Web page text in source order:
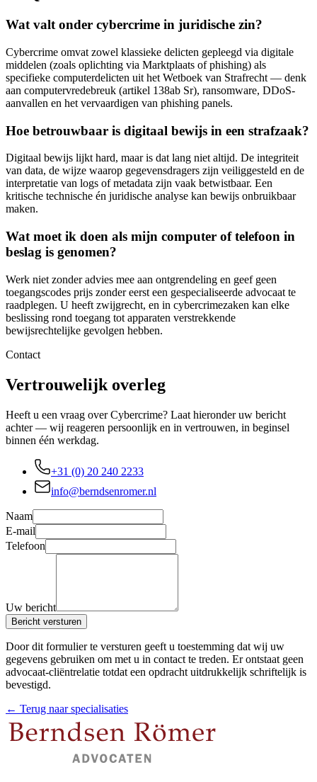
Wat valt onder cybercrime in juridische zin?
Cybercrime omvat zowel klassieke delicten gepleegd via digitale
middelen (zoals oplichting via Marktplaats of phishing) als
specifieke computerdelicten uit het Wetboek van Strafrecht — denk
aan computervredebreuk (artikel 138ab Sr), ransomware, DDoS-
aanvallen en het vervaardigen van phishing panels.
Hoe betrouwbaar is digitaal bewijs in een strafzaak?
Digitaal bewijs lijkt hard, maar is dat lang niet altijd. De integriteit
van data, de wijze waarop gegevensdragers zijn veiliggesteld en de
interpretatie van logs of metadata zijn vaak betwistbaar. Een
kritische technische én juridische analyse kan bewijs onbruikbaar
maken.
Wat moet ik doen als mijn computer of telefoon in
beslag is genomen?
Werk niet zonder advies mee aan ontgrendeling en geef geen
toegangscodes prijs zonder eerst een gespecialiseerde advocaat te
raadplegen. U heeft zwijgrecht, en in cybercrimezaken kan elke
beslissing rond toegang tot apparaten verstrekkende
bewijsrechtelijke gevolgen hebben.
Contact
Vertrouwelijk overleg
Heeft u een vraag over Cybercrime? Laat hieronder uw bericht
achter — wij reageren persoonlijk en in vertrouwen, in beginsel
binnen één werkdag.
+31 (0) 20 240 2233
info@berndsenromer.nl
Naam
E-mail
Telefoon
Uw bericht
Bericht versturen
Door dit formulier te versturen geeft u toestemming dat wij uw
gegevens gebruiken om met u in contact te treden. Er ontstaat geen
advocaat-cliëntrelatie totdat een opdracht uitdrukkelijk schriftelijk is
bevestigd.
← Terug naar specialisaties